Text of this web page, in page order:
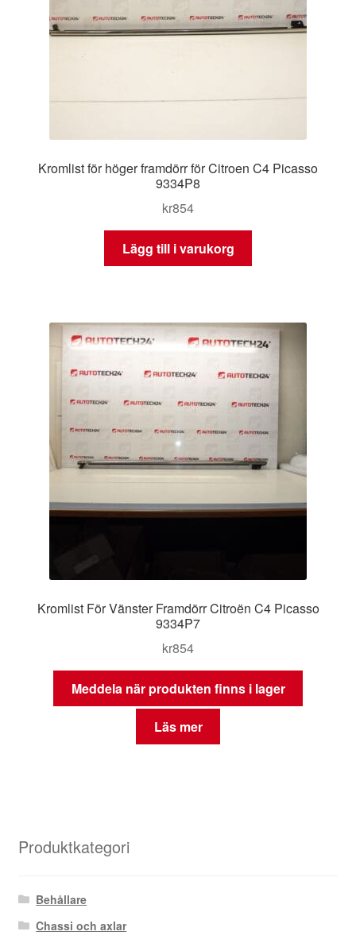
Kromlist för höger framdörr för Citroen C4 Picasso
9334P8
kr854
Lägg till i varukorg
Kromlist För Vänster Framdörr Citroën C4 Picasso
9334P7
kr854
Meddela när produkten finns i lager
Läs mer
Produktkategori
Behållare
Chassi och axlar